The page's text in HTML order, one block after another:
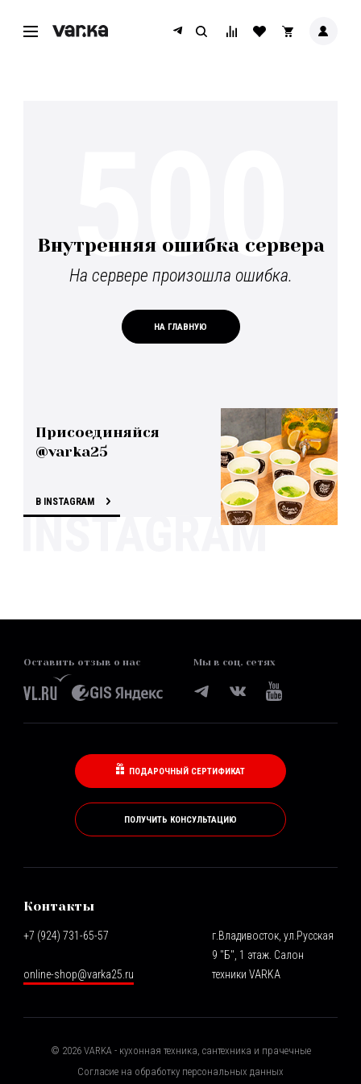
Внутренняя ошибка сервера
На сервере произошла ошибка.
НА ГЛАВНУЮ
500
Присоединяйся
@varka25
В INSTAGRAM
Оставить отзыв о нас Мы в соц. сетях
ПОДАРОЧНЫЙ СЕРТИФИКАТ
ПОЛУЧИТЬ КОНСУЛЬТАЦИЮ
Контакты
+7 (924) 731-65-57
online-shop@varka25.ru
г.Владивосток, ул.Русская
9 "Б", 1 этаж. Салон
техники VARKA
© 2026VARKA - кухонная техника, сантехника и прачечные
Согласие на обработку персональных данных